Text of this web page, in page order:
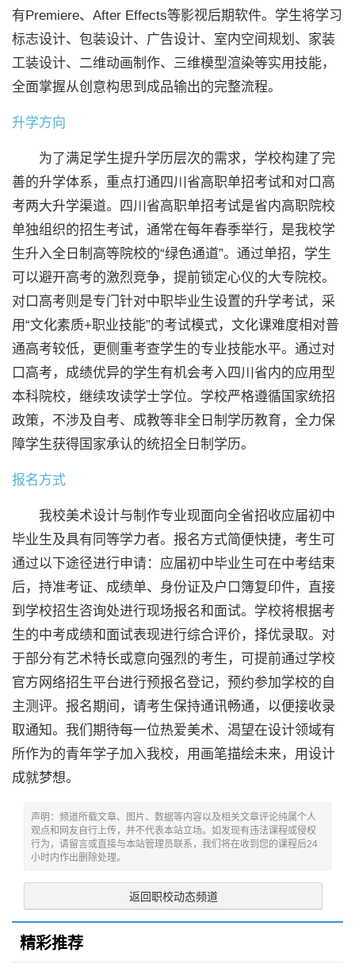
有Premiere、After Effects等影视后期软件。学生将学习
标志设计、包装设计、广告设计、室内空间规划、家装
工装设计、二维动画制作、三维模型渲染等实用技能，
全面掌握从创意构思到成品输出的完整流程。
升学方向
为了满足学生提升学历层次的需求，学校构建了完
善的升学体系，重点打通四川省高职单招考试和对口高
考两大升学渠道。四川省高职单招考试是省内高职院校
单独组织的招生考试，通常在每年春季举行，是我校学
生升入全日制高等院校的“绿色通道”。通过单招，学生
可以避开高考的激烈竞争，提前锁定心仪的大专院校。
对口高考则是专门针对中职毕业生设置的升学考试，采
用“文化素质+职业技能”的考试模式，文化课难度相对普
通高考较低，更侧重考查学生的专业技能水平。通过对
口高考，成绩优异的学生有机会考入四川省内的应用型
本科院校，继续攻读学士学位。学校严格遵循国家统招
政策，不涉及自考、成教等非全日制学历教育，全力保
障学生获得国家承认的统招全日制学历。
报名方式
我校美术设计与制作专业现面向全省招收应届初中
毕业生及具有同等学力者。报名方式简便快捷，考生可
通过以下途径进行申请：应届初中毕业生可在中考结束
后，持准考证、成绩单、身份证及户口簿复印件，直接
到学校招生咨询处进行现场报名和面试。学校将根据考
生的中考成绩和面试表现进行综合评价，择优录取。对
于部分有艺术特长或意向强烈的考生，可提前通过学校
官方网络招生平台进行预报名登记，预约参加学校的自
主测评。报名期间，请考生保持通讯畅通，以便接收录
取通知。我们期待每一位热爱美术、渴望在设计领域有
所作为的青年学子加入我校，用画笔描绘未来，用设计
成就梦想。
声明：频道所载文章、图片、数据等内容以及相关文章评论纯属个人
观点和网友自行上传，并不代表本站立场。如发现有违法课程或侵权
行为，请留言或直接与本站管理员联系，我们将在收到您的课程后24
小时内作出删除处理。
返回职校动态频道
精彩推荐